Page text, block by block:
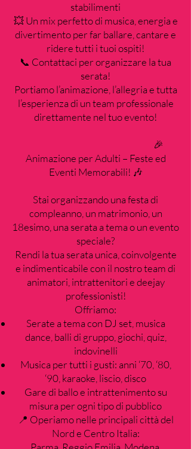
stabilimenti
💥 Un mix perfetto di musica, energia e
divertimento per far ballare, cantare e
ridere tutti i tuoi ospiti!
📞 Contattaci per organizzare la tua
serata!
Portiamo l’animazione, l’allegria e tutta
l’esperienza di un team professionale
direttamente nel tuo evento!
🎉
Animazione per Adulti – Feste ed
Eventi Memorabili! 🎶
Stai organizzando una festa di
compleanno, un matrimonio, un
18esimo, una serata a tema o un evento
speciale?
Rendi la tua serata unica, coinvolgente
e indimenticabile con il nostro team di
animatori, intrattenitori e deejay
professionisti!
Offriamo:
Serate a tema con DJ set, musica
dance, balli di gruppo, giochi, quiz,
indovinelli
Musica per tutti i gusti: anni ‘70, ‘80,
‘90, karaoke, liscio, disco
Gare di ballo e intrattenimento su
misura per ogni tipo di pubblico
📍 Operiamo nelle principali città del
Nord e Centro Italia: